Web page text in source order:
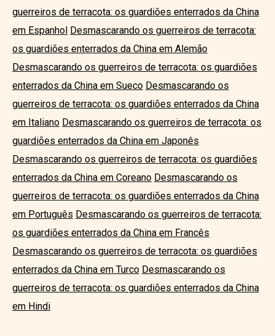
guerreiros de terracota: os guardiões enterrados da China
em Espanhol Desmascarando os guerreiros de terracota:
os guardiões enterrados da China em Alemão
Desmascarando os guerreiros de terracota: os guardiões
enterrados da China em Sueco Desmascarando os
guerreiros de terracota: os guardiões enterrados da China
em Italiano Desmascarando os guerreiros de terracota: os
guardiões enterrados da China em Japonês
Desmascarando os guerreiros de terracota: os guardiões
enterrados da China em Coreano Desmascarando os
guerreiros de terracota: os guardiões enterrados da China
em Português Desmascarando os guerreiros de terracota:
os guardiões enterrados da China em Francês
Desmascarando os guerreiros de terracota: os guardiões
enterrados da China em Turco Desmascarando os
guerreiros de terracota: os guardiões enterrados da China
em Hindi